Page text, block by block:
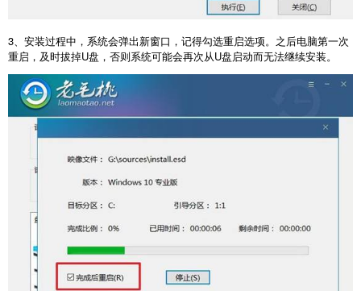
3 、安装过程中，系统会弹出新窗口，记得勾选重启选项。之后电脑第一次
重启，及时拔掉U盘，否则系统可能会再次从U盘启动而无法继续安装。